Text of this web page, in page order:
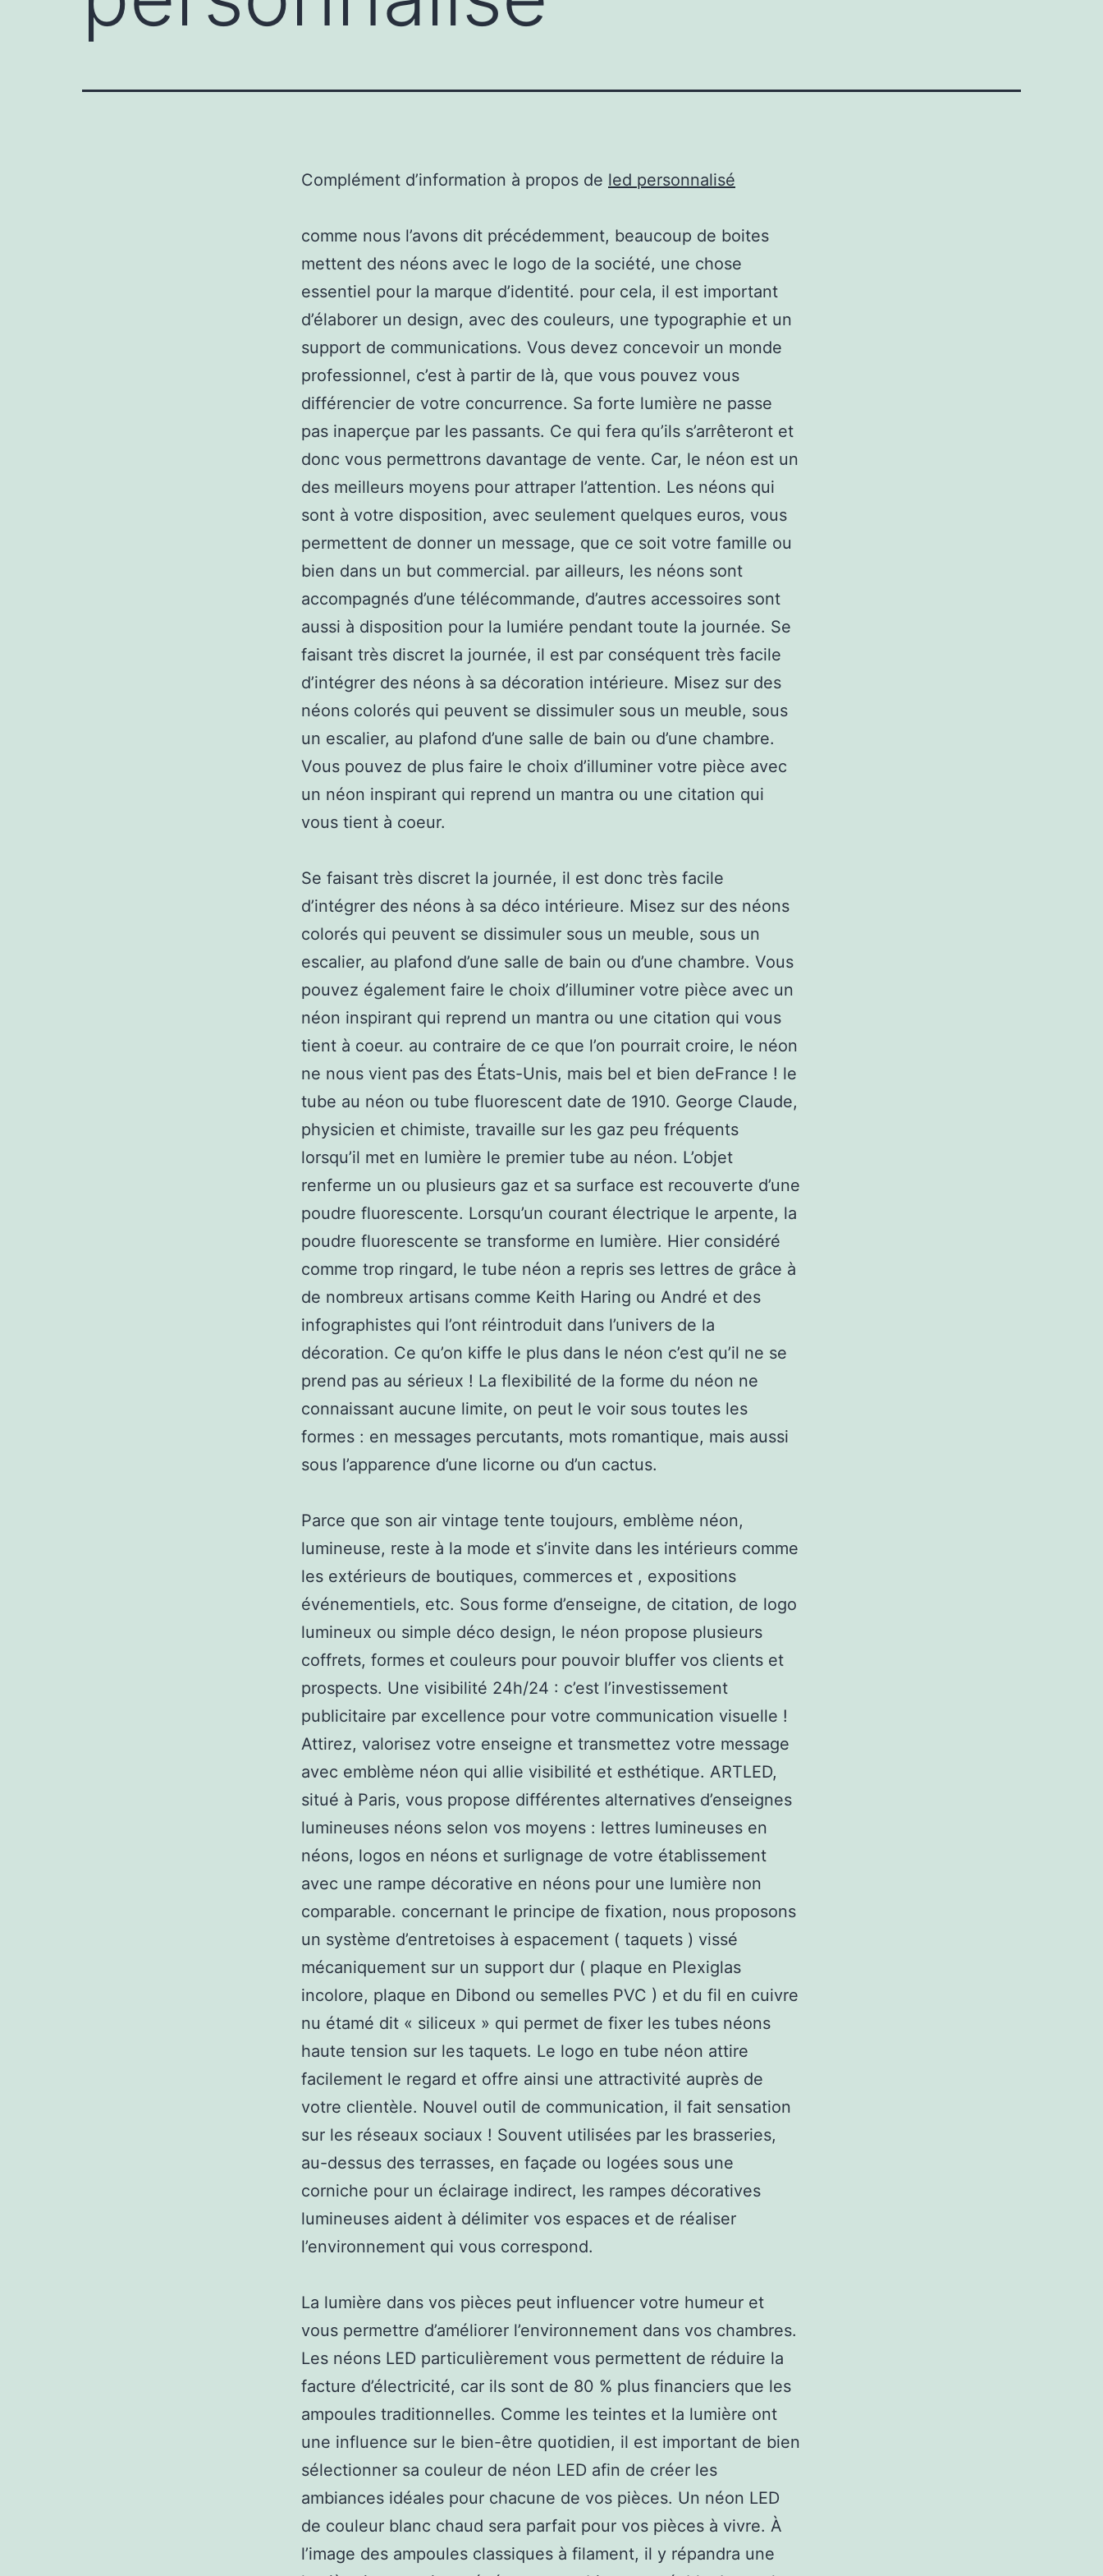
Complément d’information à propos de led personnalisé
comme nous l’avons dit précédemment, beaucoup de boites
mettent des néons avec le logo de la société, une chose
essentiel pour la marque d’identité. pour cela, il est important
d’élaborer un design, avec des couleurs, une typographie et un
support de communications. Vous devez concevoir un monde
professionnel, c’est à partir de là, que vous pouvez vous
différencier de votre concurrence. Sa forte lumière ne passe
pas inaperçue par les passants. Ce qui fera qu’ils s’arrêteront et
donc vous permettrons davantage de vente. Car, le néon est un
des meilleurs moyens pour attraper l’attention. Les néons qui
sont à votre disposition, avec seulement quelques euros, vous
permettent de donner un message, que ce soit votre famille ou
bien dans un but commercial. par ailleurs, les néons sont
accompagnés d’une télécommande, d’autres accessoires sont
aussi à disposition pour la lumiére pendant toute la journée. Se
faisant très discret la journée, il est par conséquent très facile
d’intégrer des néons à sa décoration intérieure. Misez sur des
néons colorés qui peuvent se dissimuler sous un meuble, sous
un escalier, au plafond d’une salle de bain ou d’une chambre.
Vous pouvez de plus faire le choix d’illuminer votre pièce avec
un néon inspirant qui reprend un mantra ou une citation qui
vous tient à coeur.
Se faisant très discret la journée, il est donc très facile
d’intégrer des néons à sa déco intérieure. Misez sur des néons
colorés qui peuvent se dissimuler sous un meuble, sous un
escalier, au plafond d’une salle de bain ou d’une chambre. Vous
pouvez également faire le choix d’illuminer votre pièce avec un
néon inspirant qui reprend un mantra ou une citation qui vous
tient à coeur. au contraire de ce que l’on pourrait croire, le néon
ne nous vient pas des États-Unis, mais bel et bien deFrance ! le
tube au néon ou tube fluorescent date de 1910. George Claude,
physicien et chimiste, travaille sur les gaz peu fréquents
lorsqu’il met en lumière le premier tube au néon. L’objet
renferme un ou plusieurs gaz et sa surface est recouverte d’une
poudre fluorescente. Lorsqu’un courant électrique le arpente, la
poudre fluorescente se transforme en lumière. Hier considéré
comme trop ringard, le tube néon a repris ses lettres de grâce à
de nombreux artisans comme Keith Haring ou André et des
infographistes qui l’ont réintroduit dans l’univers de la
décoration. Ce qu’on kiffe le plus dans le néon c’est qu’il ne se
prend pas au sérieux ! La flexibilité de la forme du néon ne
connaissant aucune limite, on peut le voir sous toutes les
formes : en messages percutants, mots romantique, mais aussi
sous l’apparence d’une licorne ou d’un cactus.
Parce que son air vintage tente toujours, emblème néon,
lumineuse, reste à la mode et s’invite dans les intérieurs comme
les extérieurs de boutiques, commerces et , expositions
événementiels, etc. Sous forme d’enseigne, de citation, de logo
lumineux ou simple déco design, le néon propose plusieurs
coffrets, formes et couleurs pour pouvoir bluffer vos clients et
prospects. Une visibilité 24h/24 : c’est l’investissement
publicitaire par excellence pour votre communication visuelle !
Attirez, valorisez votre enseigne et transmettez votre message
avec emblème néon qui allie visibilité et esthétique. ARTLED,
situé à Paris, vous propose différentes alternatives d’enseignes
lumineuses néons selon vos moyens : lettres lumineuses en
néons, logos en néons et surlignage de votre établissement
avec une rampe décorative en néons pour une lumière non
comparable. concernant le principe de fixation, nous proposons
un système d’entretoises à espacement ( taquets ) vissé
mécaniquement sur un support dur ( plaque en Plexiglas
incolore, plaque en Dibond ou semelles PVC ) et du fil en cuivre
nu étamé dit « siliceux » qui permet de fixer les tubes néons
haute tension sur les taquets. Le logo en tube néon attire
facilement le regard et offre ainsi une attractivité auprès de
votre clientèle. Nouvel outil de communication, il fait sensation
sur les réseaux sociaux ! Souvent utilisées par les brasseries,
au-dessus des terrasses, en façade ou logées sous une
corniche pour un éclairage indirect, les rampes décoratives
lumineuses aident à délimiter vos espaces et de réaliser
l’environnement qui vous correspond.
La lumière dans vos pièces peut influencer votre humeur et
vous permettre d’améliorer l’environnement dans vos chambres.
Les néons LED particulièrement vous permettent de réduire la
facture d’électricité, car ils sont de 80 % plus financiers que les
ampoules traditionnelles. Comme les teintes et la lumière ont
une influence sur le bien-être quotidien, il est important de bien
sélectionner sa couleur de néon LED afin de créer les
ambiances idéales pour chacune de vos pièces. Un néon LED
de couleur blanc chaud sera parfait pour vos pièces à vivre. À
l’image des ampoules classiques à filament, il y répandra une